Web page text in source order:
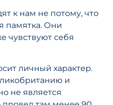
к нам не потому, что
памятка. Они
чувствуют себя
личный характер.
и
не является